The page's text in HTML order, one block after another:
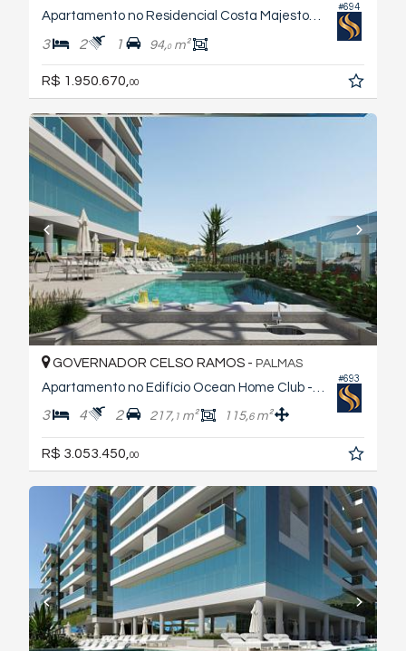
#694
Apartamento no Residencial Costa Majestosa - Torre Creta
3 2 1 94,0m²
R$ 1.950.670,00
#693
GOVERNADOR CELSO RAMOS - PALMAS
3 4 2 217, 1 m² 115,6m²
R$ 3.053.450, 00